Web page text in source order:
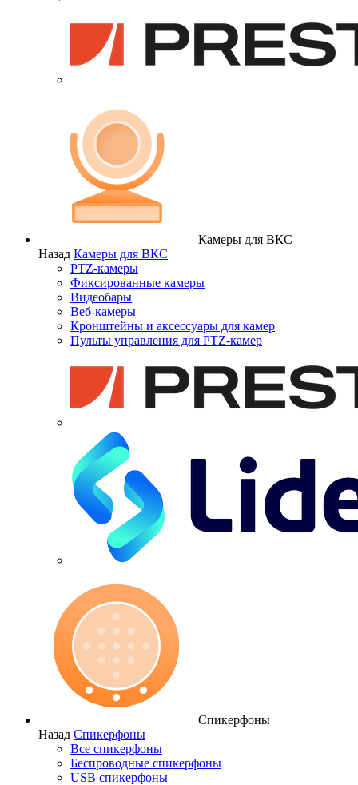
Камеры для ВКС
Назад Камеры для ВКС
PTZ-камеры
Фиксированные камеры
Видеобары
Веб-камеры
Кронштейны и аксессуары для камер
Пульты управления для PTZ-камер
Спикерфоны
Назад Спикерфоны
Все спикерфоны
Беспроводные спикерфоны
USB спикерфоны